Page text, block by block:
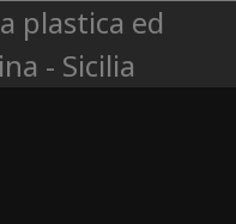
plastica ed
- Sicilia